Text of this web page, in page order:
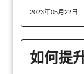
2023年05月22日
如何提